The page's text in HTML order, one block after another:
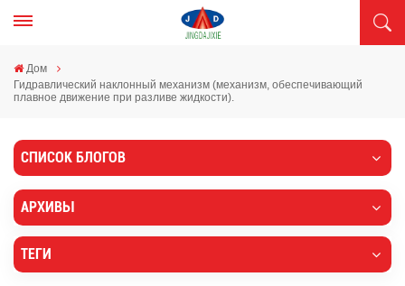
Дом
Гидравлический наклонный механизм (механизм, обеспечивающий
плавное движение при разливе жидкости).
СПИСОК БЛОГОВ
АРХИВЫ
ТЕГИ